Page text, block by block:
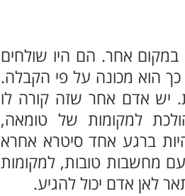
אחר. הם היו שולחים
הוא מכונה על פי הקבלה.
יש אדם אחר שזה קורה לו
למקומות של טומאה,
ברגע אחד סיטרא אחרא
מחשבות טובות, למקומות
לאן אדם יכול להגיע.